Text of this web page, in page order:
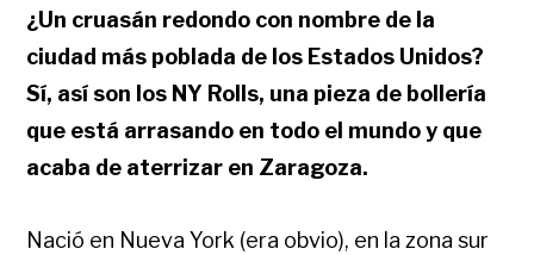
¿Un cruasán redondo con nombre de la
ciudad más poblada de los Estados Unidos?
Sí, así son los NY Rolls, una pieza de bollería
que está arrasando en todo el mundo y que
acaba de aterrizar en Zaragoza.
Nació en Nueva York (era obvio), en la zona sur